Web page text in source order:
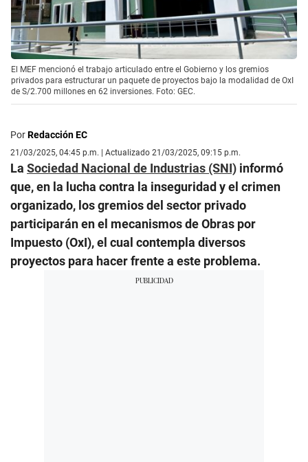
El MEF mencionó el trabajo articulado entre el Gobierno y los gremios
privados para estructurar un paquete de proyectos bajo la modalidad de OxI
de S/2.700 millones en 62 inversiones. Foto: GEC.
PorRedacción EC
21/03/2025, 04:45 p.m. | Actualizado 21/03/2025, 09:15 p.m.
La Sociedad Nacional de Industrias (SNI) informó
que, en la lucha contra la inseguridad y el crimen
organizado, los gremios del sector privado
participarán en el mecanismos de Obras por
Impuesto (OxI), el cual contempla diversos
proyectos para hacer frente a este problema.